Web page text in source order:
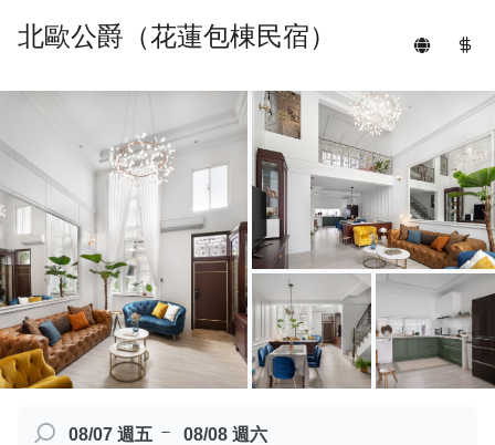
北歐公爵（花蓮包棟民宿）
08/07 週五 － 08/08 週六